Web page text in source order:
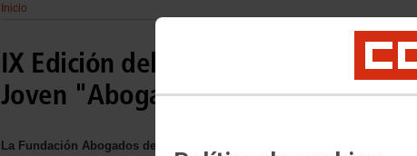
Inicio
IX Edición del Premio Internacional
Joven "Abogados de Atocha"
La Fundación Abogados de Atocha continúa este año, con el Certamen